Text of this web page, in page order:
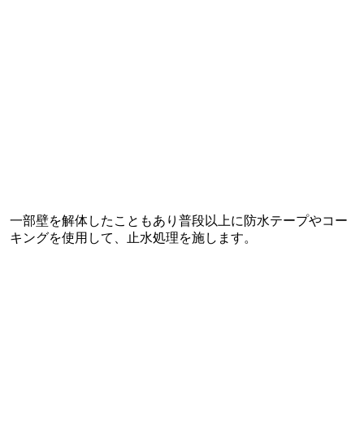
一部壁を解体したこともあり普段以上に防水テープやコー
キングを使用して、止水処理を施します。